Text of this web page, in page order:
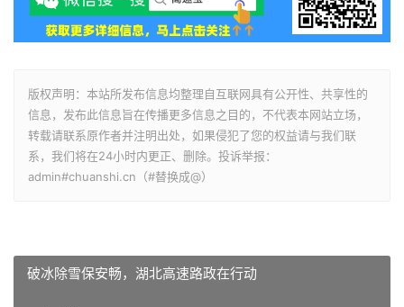
版权声明：本站所发布信息均整理自互联网具有公开性、共享性的
信息，发布此信息旨在传播更多信息之目的，不代表本网站立场，
转载请联系原作者并注明出处，如果侵犯了您的权益请与我们联
系，我们将在24小时内更正、删除。投诉举报：
admin#chuanshi.cn（#替换成@）
破冰除雪保安畅，湖北高速路政在行动